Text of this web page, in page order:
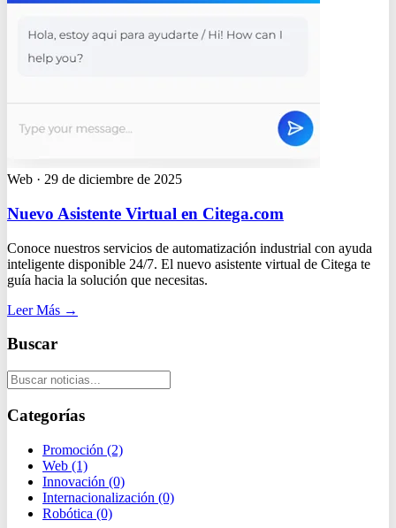
Web · 29 de diciembre de 2025
Nuevo Asistente Virtual en Citega.com
Conoce nuestros servicios de automatización industrial con ayuda
inteligente disponible 24/7. El nuevo asistente virtual de Citega te
guía hacia la solución que necesitas.
Leer Más →
Buscar
Categorías
Promoción (2)
Web (1)
Innovación (0)
Internacionalización (0)
Robótica (0)